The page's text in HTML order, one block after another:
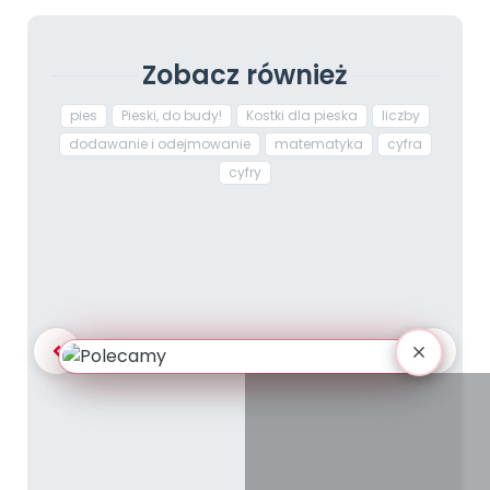
Zobacz również
pies Pieski, do budy! Kostki dla pieska
liczby
dodawanie i odejmowanie
matematyka
cyfra
cyfry